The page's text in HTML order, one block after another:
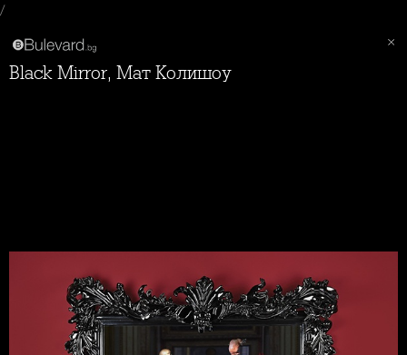
/
Black Mirror, Мат Колишоу